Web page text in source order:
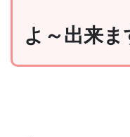
よ～出来